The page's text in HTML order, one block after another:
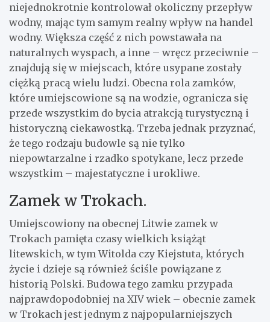
niejednokrotnie kontrolował okoliczny przepływ
wodny, mając tym samym realny wpływ na handel
wodny. Większa część z nich powstawała na
naturalnych wyspach, a inne – wręcz przeciwnie –
znajdują się w miejscach, które usypane zostały
ciężką pracą wielu ludzi. Obecna rola zamków,
które umiejscowione są na wodzie, ogranicza się
przede wszystkim do bycia atrakcją turystyczną i
historyczną ciekawostką. Trzeba jednak przyznać,
że tego rodzaju budowle są nie tylko
niepowtarzalne i rzadko spotykane, lecz przede
wszystkim – majestatyczne i urokliwe.
Zamek w Trokach.
Umiejscowiony na obecnej Litwie zamek w
Trokach pamięta czasy wielkich książąt
litewskich, w tym Witolda czy Kiejstuta, których
życie i dzieje są również ściśle powiązane z
historią Polski. Budowa tego zamku przypada
najprawdopodobniej na XIV wiek – obecnie zamek
w Trokach jest jednym z najpopularniejszych